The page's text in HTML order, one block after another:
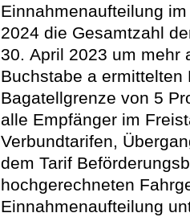
Einnahmenaufteilung
2024 die Gesamtzahl
30. April 2023 um mehr
Buchstabe a
Bagatellgrenze von 5
alle Empfänger im
Verbundtarifen,
dem Tarif
hochgerechneten
Einnahmenaufteilung